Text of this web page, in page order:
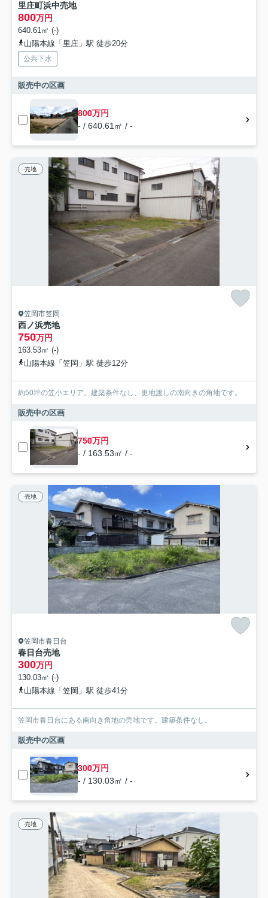
里庄町浜中売地
800万円
640.61㎡ (-)
山陽本線「里庄」駅 徒歩20分
公共下水
販売中の区画
800万円
- / 640.61㎡ / -
売地
笠岡市笠岡
西ノ浜売地
750万円
163.53㎡ (-)
山陽本線「笠岡」駅 徒歩12分
約50坪の笠小エリア。建築条件なし、更地渡しの南向きの角地です。
販売中の区画
750万円
- / 163.53㎡ / -
売地
笠岡市春日台
春日台売地
300万円
130.03㎡ (-)
山陽本線「笠岡」駅 徒歩41分
笠岡市春日台にある南向き角地の売地です。建築条件なし。
販売中の区画
300万円
- / 130.03㎡ / -
売地